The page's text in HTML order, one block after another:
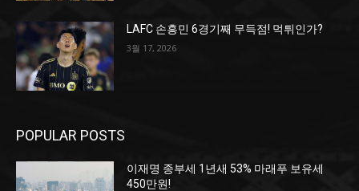
LAFC 손흥민 6경기째 무득점! 먹튀인가?
3월 17, 2026
POPULAR POSTS
이재명 종부세 1년새 53% 마래푸 보유세
450만원!